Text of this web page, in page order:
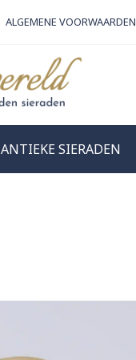
ALGEMENE VOORWAARDEN
ANTIEKE SIERADEN